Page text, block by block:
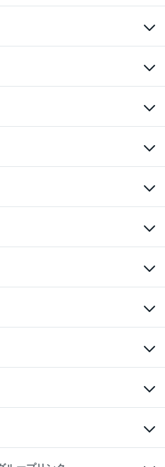
シー
専用の相談・お問い合わせ窓口）
のブライダルクラブ